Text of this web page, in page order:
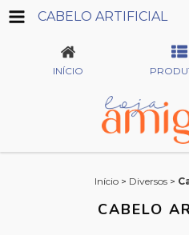
CABELO ARTIFICIAL
INÍCIO
Início > Diversos >
CABELO